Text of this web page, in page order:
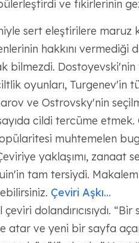
ve fikirlerinin
sert eleştirilere maruz
hakkını vermediği
bilmezdi.
oyunları, Turgenev'in
ve Ostrovsky'nin
cildi tercüme etmek.
muhtemelen
yaklaşımı,
tam tersiydi.
Çeviri Aşkı...
dolandırıcısıydı.
atar ve yeni bir sayfa